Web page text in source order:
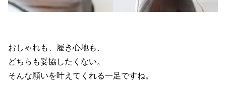
おしゃれも、履き心地も、
どちらも妥協したくない。
そんな願いを叶えてくれる一足ですね。